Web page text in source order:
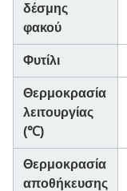
δέσμης
φακού
Φυτίλι
Θερμοκρασία
λειτουργίας
(℃)
Θερμοκρασία
αποθήκευσης